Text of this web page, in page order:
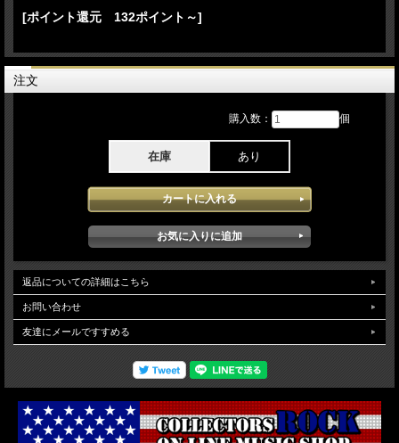
21.Black or White "Panther" Interlude 22.Black Or White 22.Earth Song 23.We Are
Isaiah Sanders - Keyboards
Brad Buxer - Keyboards
HIStory Tour 1996 12月31日Jerudong Park Amphitheatre:Bandar Seri Begawan
BruneiでのステージをPro収録したDVDとなります。7月にブルネイ王国に招待され
Royal Brunei concertが開かれ同時にHIStory Tourが開始し本アイテムに記録された
performanceは1996年にツアー最終日となり同じブルネイでのライブとなり会場に
詰め掛けたオーディンスの熱気且つステージにおけるマイケルのモチベーションの
高さがダイレクトに感じられるライブとなっています。素晴らしい出来のコンサー
トです。映像クオリティはPro収録されたソースが使用されアナログサイズのソー
スのバックにワイドかされたボカシソースを配置しワイド仕様に仕上げられ両サイ
ドの黒帯の違和感もなく安定した高画質で堪能できます。（NTSC Menu Chapter
region02仕様)
[ポイント還元 132ポイント～]
注文
購入数： 個
在庫 あり
返品についての詳細はこちら
お問い合わせ
友達にメールですすめる